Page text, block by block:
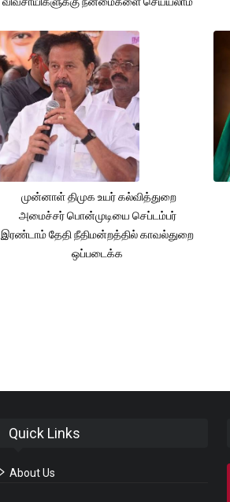
முன்னாள் திமுக உயர் கல்வித்துறை
அமைச்சர் பொன்முடியை செப்டம்பர்
இரண்டாம் தேதி நீதிமன்றத்தில் காவல்துறை
ஒப்படைக்க
Quick Links
About Us